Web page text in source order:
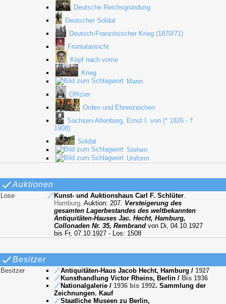
Deutsche Reichsgründung
Deutscher Soldat
Deutsch-Französischer Krieg (1870/71)
Frontalansicht
Kopf nach vorne
Krieg
Mann
Offizier
Orden und Ehrenzeichen
Sachsen-Altenburg, Ernst I. von (* 1826 - †
1908)
Soldat
Stehen
Uniform
Auktionen
Lose 🔗Kunst- und Auktionshaus Carl F. Schlüter.
Hamburg. Auktion: 207. Versteigerung des
gesamten Lagerbestandes des weltbekannten
Antiquitäten-Hauses Jac. Hecht, Hamburg,
Collonaden Nr. 35, Rembrand von Di, 04.10.1927
bis Fr, 07.10.1927 - Los: 1508
Besitzer
Besitzer 🔗Antiquitäten-Haus Jacob Hecht, Hamburg /1927
🔗Kunsthandlung Victor Rheins, Berlin / Bis 1936
🔗Nationalgalerie /1936 bis 1992. Sammlung der
Zeichnungen. Kauf
🔗Staatliche Museen zu Berlin,